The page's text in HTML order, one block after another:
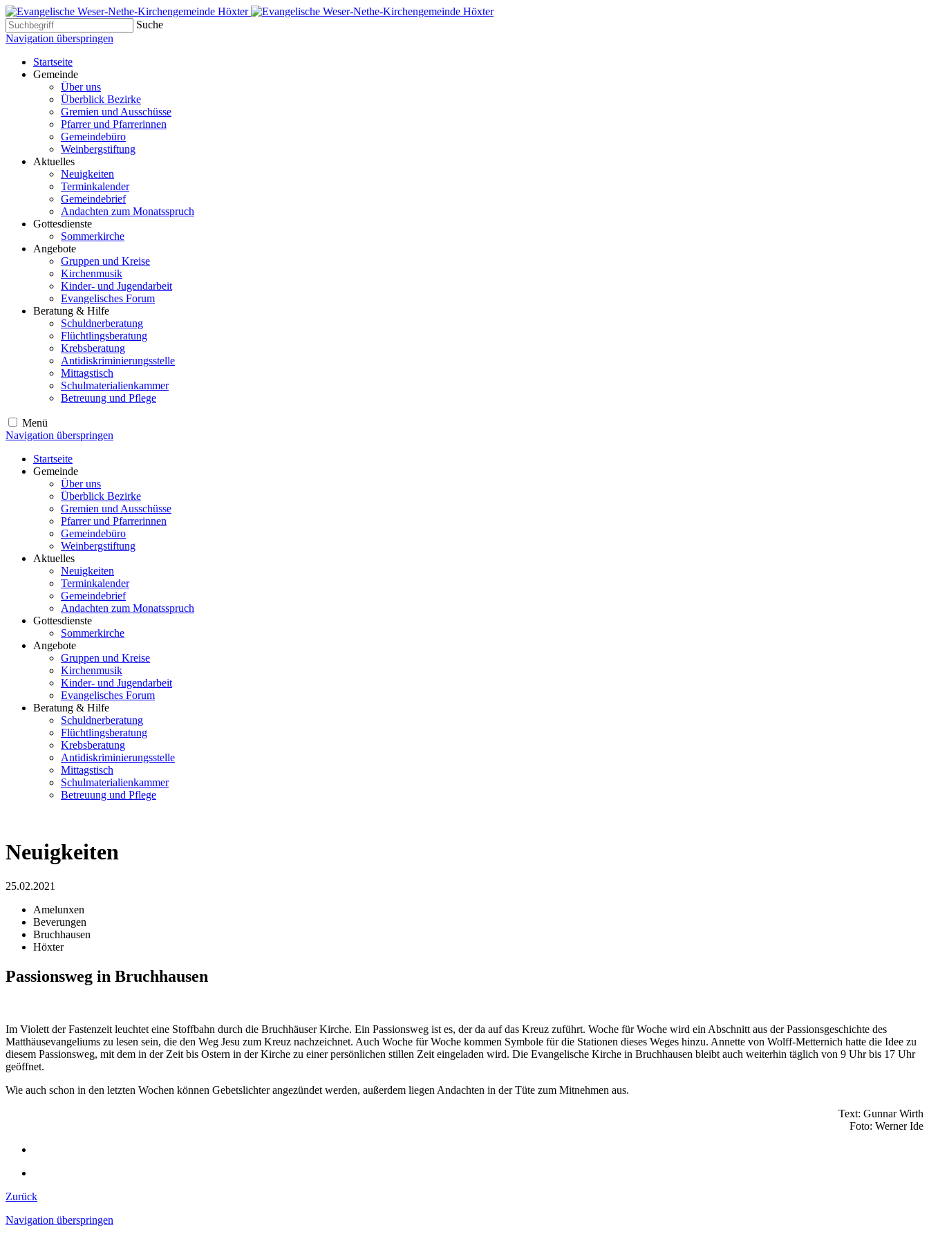
Suche
Navigation überspringen
Startseite
Gemeinde
Über uns
Überblick Bezirke
Gremien und Ausschüsse
Pfarrer und Pfarrerinnen
Gemeindebüro
Weinbergstiftung
Aktuelles
Neuigkeiten
Terminkalender
Gemeindebrief
Andachten zum Monatsspruch
Gottesdienste
Sommerkirche
Angebote
Gruppen und Kreise
Kirchenmusik
Kinder- und Jugendarbeit
Evangelisches Forum
Beratung & Hilfe
Schuldnerberatung
Flüchtlingsberatung
Krebsberatung
Antidiskriminierungsstelle
Mittagstisch
Schulmaterialienkammer
Betreuung und Pflege
Menü
Navigation überspringen
Startseite
Gemeinde
Über uns
Überblick Bezirke
Gremien und Ausschüsse
Pfarrer und Pfarrerinnen
Gemeindebüro
Weinbergstiftung
Aktuelles
Neuigkeiten
Terminkalender
Gemeindebrief
Andachten zum Monatsspruch
Gottesdienste
Sommerkirche
Angebote
Gruppen und Kreise
Kirchenmusik
Kinder- und Jugendarbeit
Evangelisches Forum
Beratung & Hilfe
Schuldnerberatung
Flüchtlingsberatung
Krebsberatung
Antidiskriminierungsstelle
Mittagstisch
Schulmaterialienkammer
Betreuung und Pflege
Neuigkeiten
25.02.2021
Amelunxen
Beverungen
Bruchhausen
Höxter
Passionsweg in Bruchhausen
Im Violett der Fastenzeit leuchtet eine Stoffbahn durch die Bruchhäuser Kirche. Ein Passionsweg ist es, der da auf das Kreuz zuführt. Woche für Woche wird ein Abschnitt aus der Passionsgeschichte des
Matthäusevangeliums zu lesen sein, die den Weg Jesu zum Kreuz nachzeichnet. Auch Woche für Woche kommen Symbole für die Stationen dieses Weges hinzu. Annette von Wolff-Metternich hatte die Idee zu
diesem Passionsweg, mit dem in der Zeit bis Ostern in der Kirche zu einer persönlichen stillen Zeit eingeladen wird. Die Evangelische Kirche in Bruchhausen bleibt auch weiterhin täglich von 9 Uhr bis 17 Uhr
geöffnet.
Wie auch schon in den letzten Wochen können Gebetslichter angezündet werden, außerdem liegen Andachten in der Tüte zum Mitnehmen aus.
Text: Gunnar Wirth
Foto: Werner Ide
Zurück
Navigation überspringen